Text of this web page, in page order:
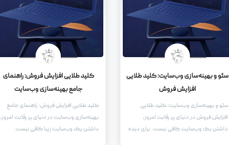
رونق و توسعه کسب و کار شما به ارمغان
می‌آورد.
سئو و بهینه‌سازی وب‌سایت: کلید طلایی
افزایش فروش
سئو و بهینه‌سازی وب‌سایت: کلید طلایی
افزایش فروش در دنیای پر رقابت امروز،
داشتن یک وب‌سایت کافی نیست. برای دیده
کلید طلایی افزایش فروش: راهنمای
جامع بهینه‌سازی وب‌سایت
کلید طلایی افزایش فروش: راهنمای جامع
بهینه‌سازی وب‌سایت در دنیای پر رقابت امروز،
داشتن یک وب‌سایت زیبا کافی نیست.